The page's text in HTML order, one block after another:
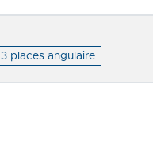
3 places angulaire